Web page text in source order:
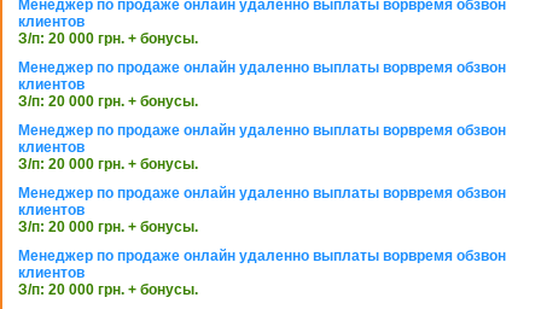
Менеджер по продаже онлайн удаленно выплаты ворвремя обзвон
клиентов
З/п: 20 000 грн. + бонусы.
Менеджер по продаже онлайн удаленно выплаты ворвремя обзвон
клиентов
З/п: 20 000 грн. + бонусы.
Менеджер по продаже онлайн удаленно выплаты ворвремя обзвон
клиентов
З/п: 20 000 грн. + бонусы.
Менеджер по продаже онлайн удаленно выплаты ворвремя обзвон
клиентов
З/п: 20 000 грн. + бонусы.
Менеджер по продаже онлайн удаленно выплаты ворвремя обзвон
клиентов
З/п: 20 000 грн. + бонусы.